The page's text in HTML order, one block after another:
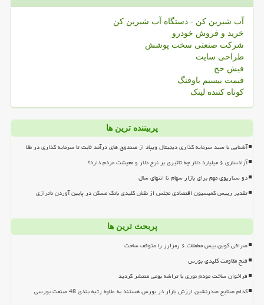
آب شیرین کن - دستگاه آب شیرین کن
خرید و فروش خودرو
شرکت صنعتی سخت پوشش
طراحی سایت
فیش حج
قیمت بیسیم باوفنگ
کوتاه کننده لینک
پربیننده ترین ها
آشنایی با سبد سرمایه گذاری دیجیتال ویپاد از صندوق های درآمد ثابت تا سرمایه گذاری در طلا
آزادسازی ۶ میلیارد دلار چه تاثیری بر نرخ دلار و معیشت مردم دارد؟
دو سناریوی مهم برای بازار سهام تا انتهای سال
تقدیر رییس کمیسیون اقتصادی مجلس از نقش کلیدی بانک مسکن در پایین آوردن ناترازی
پربحث ترین ها
صرافی کوین بیس معاملات ۶ رمزارز را متوقف ساخت
فتح مقاومت کلیدی بورس
فراخوان ساخت مودم نوری با تراشه بومی منتشر گردید
کدام صنایع صدرنشین ارزش بازار در بورس هستند به علاوه رتبه بندی 48 صنعت بورسی